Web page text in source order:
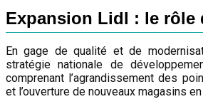
Expansion Lidl : le rôle
En gage de qualité et de
stratégie nationale de
comprenant l’agrandissement des
et l’ouverture de nouveaux magasins en